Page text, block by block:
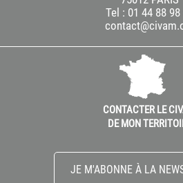
Tel : 01 44 88 98
CONTACTER LE
DE MON
JE M'ABONNE À LA